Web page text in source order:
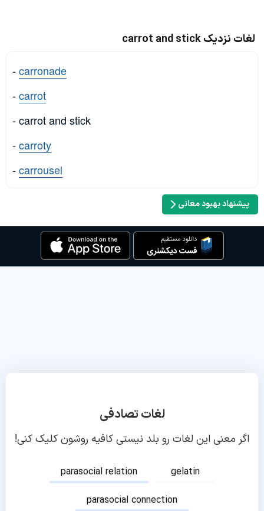
لغات نزدیک carrot and stick
-carronade
-carrot
- carrot and stick
-carroty
-carrousel
پیشنهاد بهبود معانی
لغات تصادفی
اگر معنی این لغات رو بلد نیستی کافیه روشون کلیک کنی!
parasocial relation
gelatin
parasocial connection